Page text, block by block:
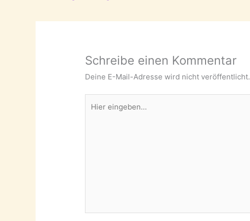
Schreibe einen Kommentar
Deine E-Mail-Adresse wird nicht veröffentlicht.
eingeben…